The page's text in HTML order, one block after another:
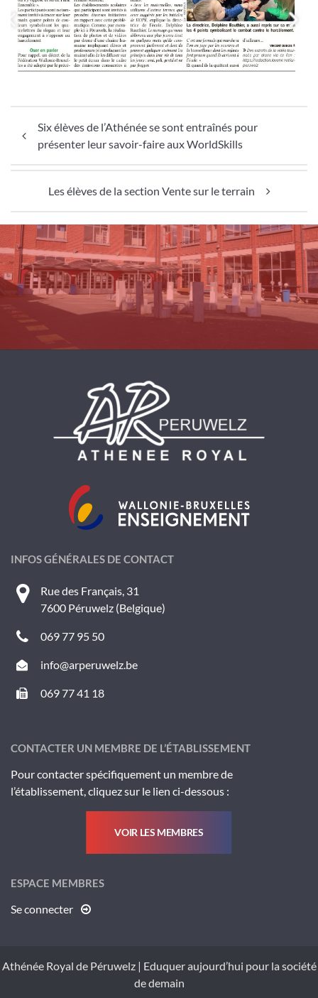
Six élèves de l’Athénée se sont entraînés pour
présenter leur savoir-faire aux WorldSkills
Les élèves de la section Vente sur le terrain
INFOS GÉNÉRALES DE CONTACT
Rue des Français, 31
7600 Péruwelz (Belgique)
069 77 95 50
info@arperuwelz.be
069 77 41 18
CONTACTER UN MEMBRE DE L’ÉTABLISSEMENT
Pour contacter spécifiquement un membre de
l’établissement, cliquez sur le lien ci-dessous :
VOIR LES MEMBRES
ESPACE MEMBRES
Se connecter
Athénée Royal de Péruwelz| Eduquer aujourd’hui pour la société
de demain